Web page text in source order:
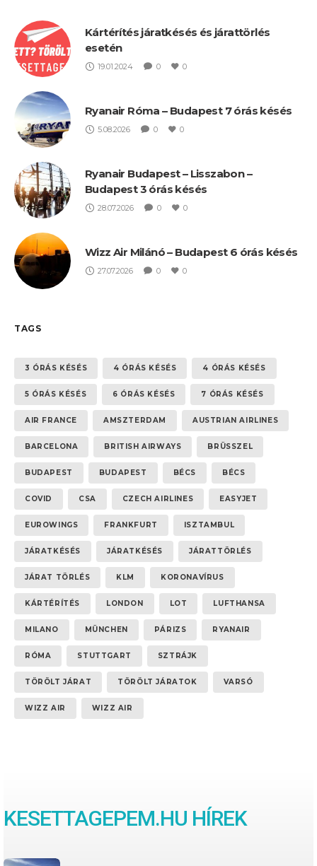
Kártérítés járatkésés és járattörlés
esetén
19.01.2024 0 0
Ryanair Róma – Budapest 7 órás késés
5.08.2026 0 0
Ryanair Budapest – Lisszabon –
Budapest 3 órás késés
28.07.2026 0 0
Wizz Air Milánó – Budapest 6 órás késés
27.07.2026 0 0
TAGS
3 ÓRÁS KÉSÉS 4 ÓRÁS KÉSÉS 4 ÓRÁS KÉSÉS
5 ÓRÁS KÉSÉS 6 ÓRÁS KÉSÉS 7 ÓRÁS KÉSÉS
AIR FRANCE AMSZTERDAM AUSTRIAN AIRLINES
BARCELONA BRITISH AIRWAYS BRÜSSZEL
BUDAPEST BUDAPEST BÉCS BÉCS
COVID CSA CZECH AIRLINES EASYJET
EUROWINGS FRANKFURT ISZTAMBUL
JÁRATKÉSÉS JÁRATKÉSÉS JÁRATTÖRLÉS
JÁRAT TÖRLÉS KLM KORONAVÍRUS
KÁRTÉRÍTÉS LONDON LOT LUFTHANSA
MILANO MÜNCHEN PÁRIZS RYANAIR
RÓMA STUTTGART SZTRÁJK
TÖRÖLT JÁRAT TÖRÖLT JÁRATOK VARSÓ
WIZZ AIR WIZZ AIR
KESETTAGEPEM.HU HÍREK